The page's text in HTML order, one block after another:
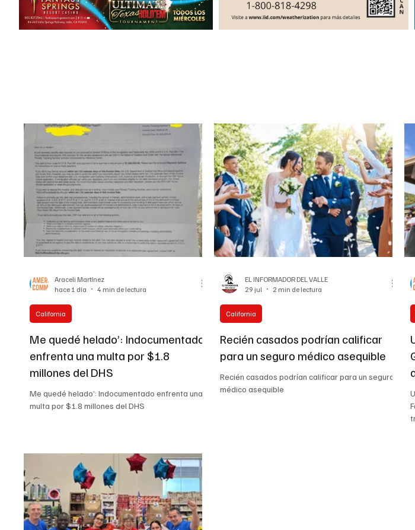
Me quedé helado’: Indocumentado
enfrenta una multa por $1.8
millones del DHS
Me quedé helado’: Indocumentado enfrenta una
multa por $1.8 millones del DHS
California
Araceli Martínez
hace 1 día
4 min de lectura
Recién casados podrían calificar
para un seguro médico asequible
Recién casados podrían calificar para un seguro
médico asequible
California
EL INFORMADOR DEL VALLE
29 jul
2 min de lectura